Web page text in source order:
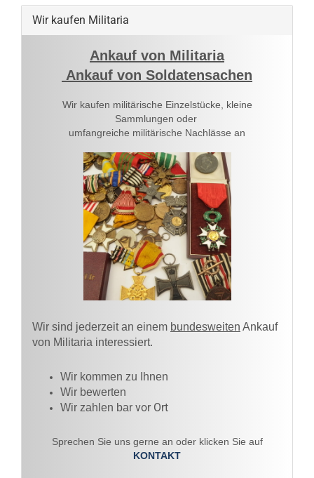
Wir kaufen Militaria
Ankauf von Militaria
Ankauf von Soldatensachen
Wir kaufen militärische Einzelstücke, kleine
Sammlungen oder
umfangreiche militärische Nachlässe an
Wir sind jederzeit an einem bundesweiten Ankauf
von Militaria interessiert.
Wir kommen zu Ihnen​
Wir bewerten
Wir zahlen bar vor Ort
Sprechen Sie uns gerne an oder klicken Sie auf
KONTAKT